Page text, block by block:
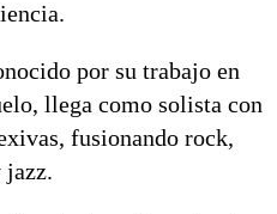
por su trabajo en
llega como solista con
fusionando rock,
jazz.